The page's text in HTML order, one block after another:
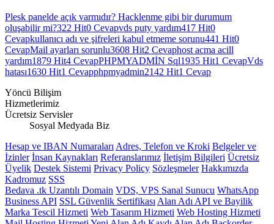
Plesk panelde açık varmıdır? Hacklenme gibi bir durumum
oluşabilir mi?322 Hit0 Cevapvds puty yardım417 Hit0
Cevapkullanıcı adı ve şifreleri kabul etmeme sorunu441 Hit0
CevapMail ayarları sorunlu3608 Hit2 Cevaphost acma acill
yardım1879 Hit4 CevapPHPMYADMİN Sql1935 Hit1 CevapVds
hatası1630 Hit1 Cevapphpmyadmin2142 Hit1 Cevap
Yöncü Bilişim
Hizmetlerimiz
Ücretsiz Servisler
Sosyal Medyada Biz
Hesap ve IBAN Numaraları Adres, Telefon ve Kroki Belgeler ve
İzinler İnsan Kaynakları Referanslarımız İletişim Bilgileri Ücretsiz
Üyelik Destek Sistemi Privacy Policy Sözleşmeler Hakkımızda
Kadromuz SSS
Bedava .tk Uzantılı Domain VDS, VPS Sanal Sunucu WhatsApp
Business API SSL Güvenlik Sertifikası Alan Adı API ve Bayilik
Marka Tescil Hizmeti Web Tasarım Hizmeti Web Hosting Hizmeti